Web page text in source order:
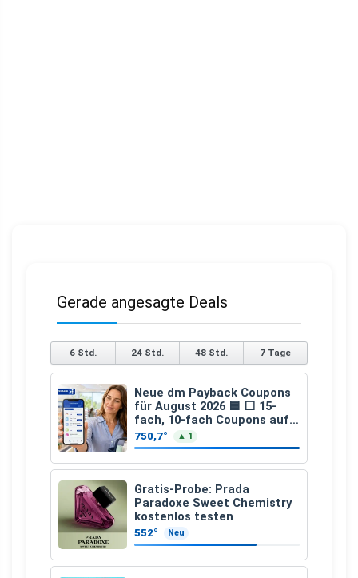
Gerade angesagte Deals
6 Std. 24 Std. 48 Std. 7 Tage
Neue dm Payback Coupons
für August 2026 🟦 ⬜ 15-
fach, 10-fach Coupons auf
den gesamten Einkauf ab 2
€
750,7° ▲ 1
Gratis-Probe: Prada
Paradoxe Sweet Chemistry
kostenlos testen
552° Neu